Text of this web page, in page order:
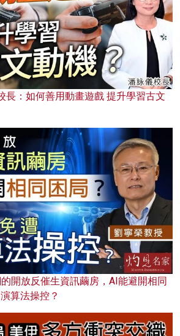
長：如何善用動畫遊戲 提升學習古文
開放反催生資訊繭房，AI能避開相同
算法操控？